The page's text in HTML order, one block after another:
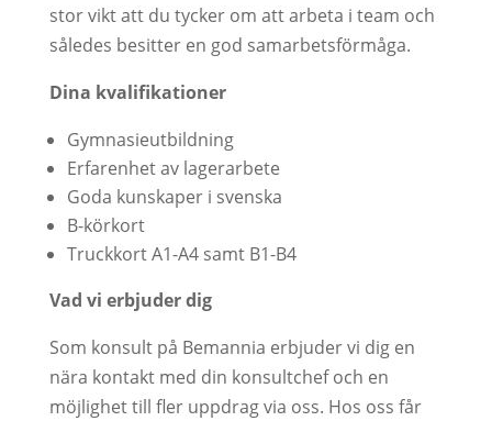
stor vikt att du tycker om att arbeta i team och
således besitter en god samarbetsförmåga.
Dina kvalifikationer
Gymnasieutbildning
Erfarenhet av lagerarbete
Goda kunskaper i svenska
B-körkort
Truckkort A1-A4 samt B1-B4
Vad vi erbjuder dig
Som konsult på Bemannia erbjuder vi dig en
nära kontakt med din konsultchef och en
möjlighet till fler uppdrag via oss. Hos oss får